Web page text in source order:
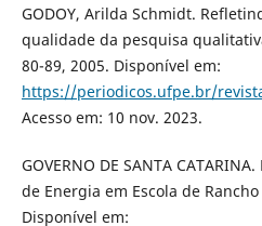
GODOY, Arilda Schmidt.
qualidade da pesquisa
80-89, 2005. Disponível em:
https://periodicos.ufpe.br/
Acesso em: 10 nov. 2023.
GOVERNO DE SANTA
de Energia em Escola de
Disponível em: